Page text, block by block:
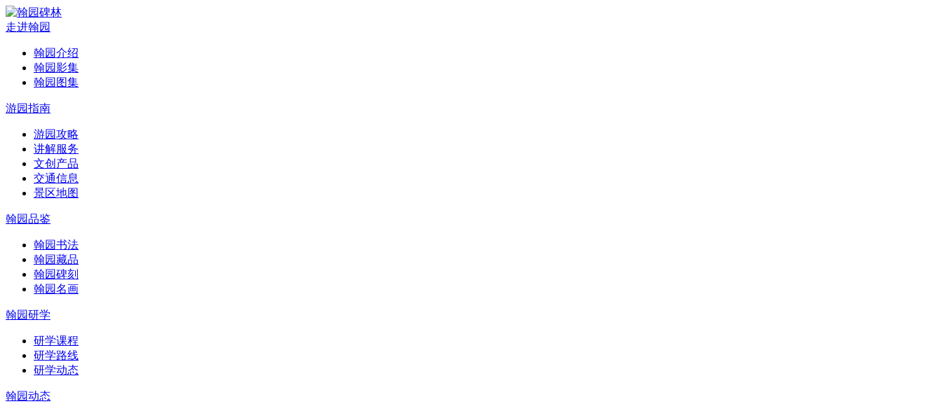
走进翰园
翰园介绍
翰园影集
翰园图集
游园指南
游园攻略
讲解服务
文创产品
交通信息
景区地图
翰园品鉴
翰园书法
翰园藏品
翰园碑刻
翰园名画
翰园研学
研学课程
研学路线
研学动态
翰园动态